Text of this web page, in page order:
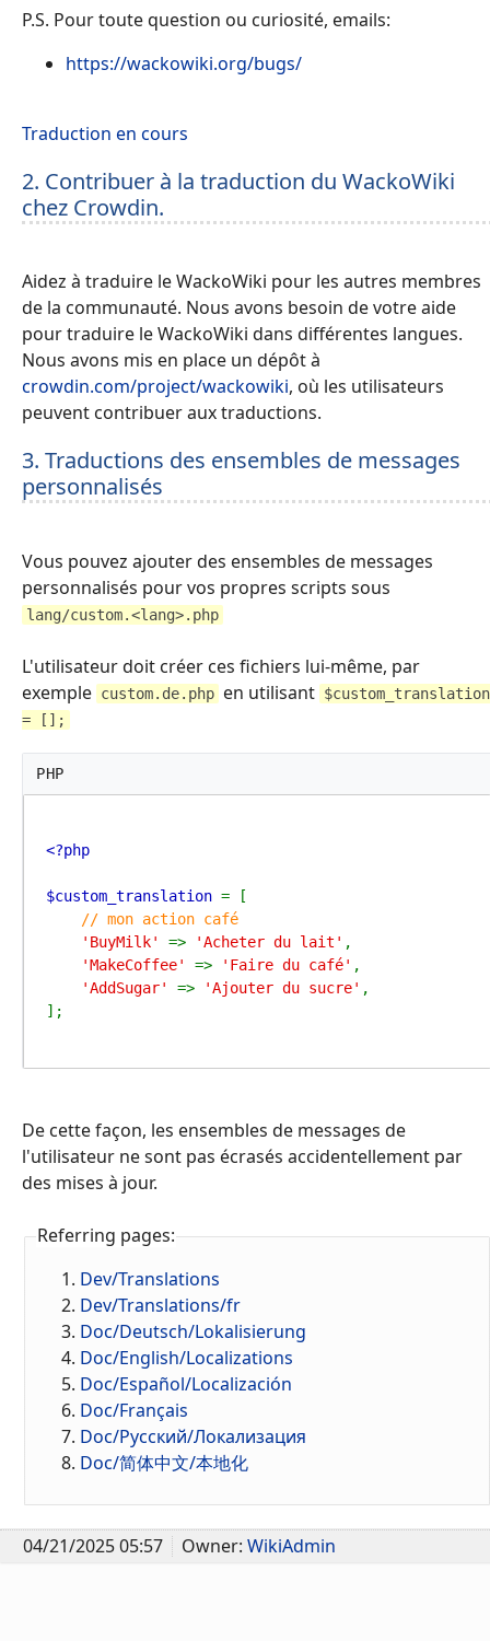
P.S. Pour toute question ou curiosité, emails:
https://wackowiki.org/bugs/
Traduction en cours
2. Contribuer à la traduction du WackoWiki
chez Crowdin.
Aidez à traduire le WackoWiki pour les autres membres
de la communauté. Nous avons besoin de votre aide
pour traduire le WackoWiki dans différentes langues.
Nous avons mis en place un dépôt à
crowdin.com/project/wackowiki, où les utilisateurs
peuvent contribuer aux traductions.
3. Traductions des ensembles de messages
personnalisés
Vous pouvez ajouter des ensembles de messages
personnalisés pour vos propres scripts sous
lang/custom.<lang>.php
L'utilisateur doit créer ces fichiers lui-même, par
exemple custom.de.php en utilisant $custom_translation
= [];
PHP
<?php
$custom_translation = [
// mon action café
'BuyMilk' => 'Acheter du lait' ,
'MakeCoffee' => 'Faire du café' ,
'AddSugar' => 'Ajouter du sucre' ,
];
De cette façon, les ensembles de messages de
l'utilisateur ne sont pas écrasés accidentellement par
des mises à jour.
Referring pages:
Dev/Translations
Dev/Translations/fr
Doc/Deutsch/Lokalisierung
Doc/English/Localizations
Doc/Español/Localización
Doc/Français
Doc/Русский/Локализация
Doc/简体中文/本地化
04/21/2025 05:57 Owner: WikiAdmin